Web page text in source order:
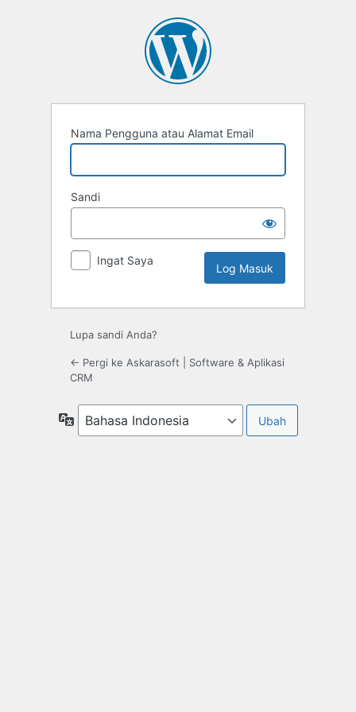
Nama Pengguna atau Alamat Email
Sandi
Ingat Saya
Lupa sandi Anda?
← Pergi ke Askarasoft | Software & Aplikasi
CRM
Bahasa